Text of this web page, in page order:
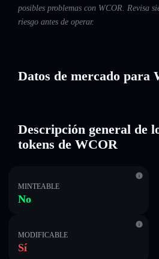
posibles problemas con WCOR. Revisa
riesgo antes de operar.
Datos de mercado para
Descripción general de
tokens de WCOR
MINTEABLE
No
MODIFICABLE
Sí